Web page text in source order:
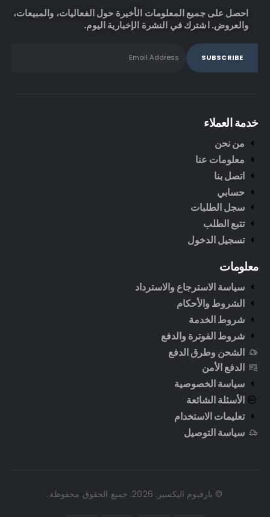
احصل على جميع المعلومات الأخيرة حول الفعاليات، والمبيعات،
والعروض. اشترك في النشرة الإخبارية اليوم.
خدمة العملاء
من نحن
معلومات عنا
اتصل بنا
حسابي
سجل الطلبات
تتبع الطلب
تسجيل الدخول
معلومات
سياسة الاسترجاع والاسترداد
الشروط والأحكام
شروط الخدمة
شروط الفوترة والدفع
الشحن وطرق الدفع
الدفع الأمن
سياسة الخصوصية
الأسئلة الشائعة
تعليمات الاستخدام
سياسة التوصيل
© بارفيوم اليكسير. 2026. جميع الحقوق محفوظة.